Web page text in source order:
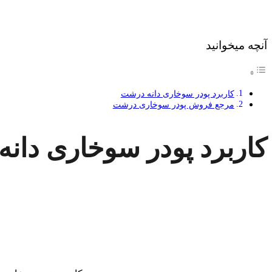
آنچه میخوانید
کاربرد پودر سوخاری دانه درشت
مرجع فروش پودر سوخاری درشت
کاربرد پودر سوخاری